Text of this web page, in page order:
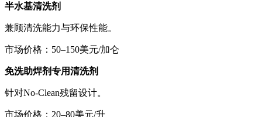
半水基清洗剂
兼顾清洗能力与环保性能。
市场价格：50–150美元/加仑
免洗助焊剂专用清洗剂
针对No-Clean残留设计。
市场价格：20–80美元/升